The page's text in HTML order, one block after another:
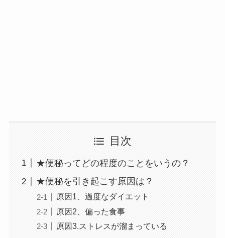
目次
★便秘ってどの程度のことをいうの？
★便秘を引き起こす原因は？
原因1、過度なダイエット
原因2、偏った食事
原因3.ストレスが溜まっている